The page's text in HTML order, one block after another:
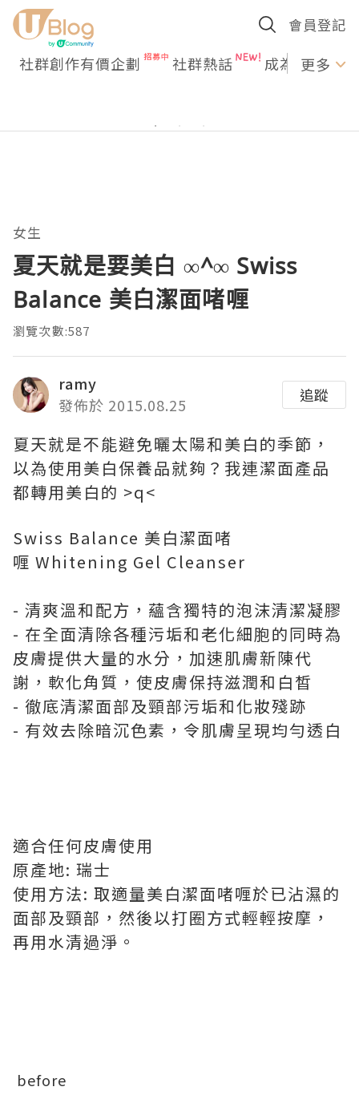
會員登記
社群創作有價企劃 社群熱話 成為U更多
女生
夏天就是要美白 ∞^∞ Swiss
Balance 美白潔面啫喱
瀏覽次數:587
ramy
發佈於 2015.08.25
追蹤
夏天就是不能避免曬太陽和美白的季節，
以為使用美白保養品就夠？我連潔面產品
都轉用美白的 >q<
Swiss Balance 美白潔面啫
喱 Whitening Gel Cleanser
- 清爽溫和配方，蘊含獨特的泡沫清潔凝膠
- 在全面清除各種污垢和老化細胞的同時為
皮膚提供大量的水分，加速肌膚新陳代
謝，軟化角質，使皮膚保持滋潤和白皙
- 徹底清潔面部及頸部污垢和化妝殘跡
- 有效去除暗沉色素，令肌膚呈現均勻透白
適合任何皮膚使用
原產地: 瑞士
使用方法: 取適量美白潔面啫喱於已沾濕的
面部及頸部，然後以打圈方式輕輕按摩，
再用水清過淨。
before